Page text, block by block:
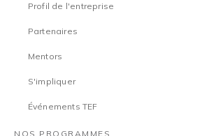
Profil de l'entreprise
Partenaires
Mentors
S'impliquer
Événements TEF
NOS PROGRAMMES